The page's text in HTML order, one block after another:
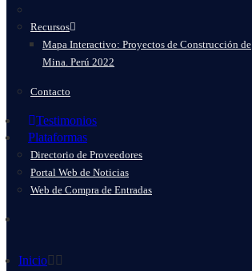
Recursos
Mapa Interactivo: Proyectos de Construcción de
Mina. Perú 2022
Contacto
Testimonios
Plataformas
Directorio de Proveedores
Portal Web de Noticias
Web de Compra de Entradas
Inicio